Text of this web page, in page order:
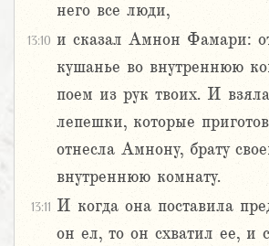
него все люди,
13:10 и сказал Амнон Фамари:
кушанье во внутреннюю
поем из рук твоих. И
лепешки, которые
отнесла Амнону, брату
внутреннюю комнату.
13:11 И когда она поставила
он ел, то он схватил ее, и